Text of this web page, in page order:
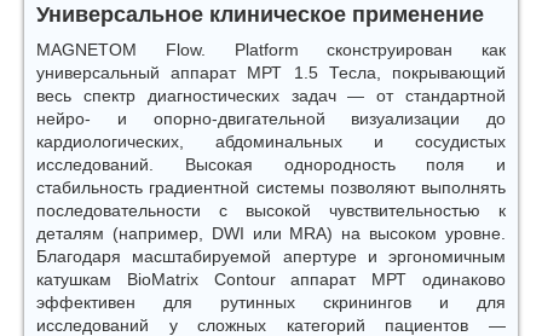
Универсальное клиническое применение
MAGNETOM Flow. Platform сконструирован как
универсальный аппарат МРТ 1.5 Тесла, покрывающий
весь спектр диагностических задач — от стандартной
нейро- и опорно-двигательной визуализации до
кардиологических, абдоминальных и сосудистых
исследований. Высокая однородность поля и
стабильность градиентной системы позволяют выполнять
последовательности с высокой чувствительностью к
деталям (например, DWI или MRA) на высоком уровне.
Благодаря масштабируемой апертуре и эргономичным
катушкам BioMatrix Contour аппарат МРТ одинаково
эффективен для рутинных скринингов и для
исследований у сложных категорий пациентов —